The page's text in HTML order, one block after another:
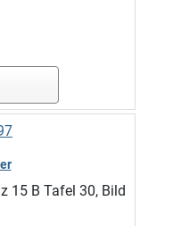
15 B Tafel 30, Bild